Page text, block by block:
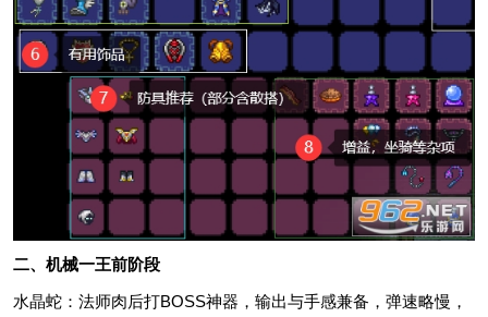
二、机械一王前阶段
水晶蛇：法师肉后打BOSS神器，输出与手感兼备，弹速略慢，